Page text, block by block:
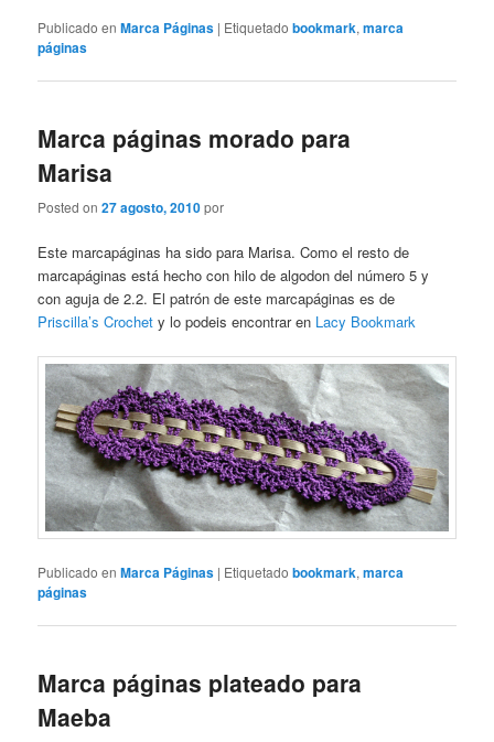
Publicado en Marca Páginas | Etiquetado bookmark,marca
páginas
Marca páginas morado para
Marisa
Posted on27 agosto, 2010por
Este marcapáginas ha sido para Marisa. Como el resto de
marcapáginas está hecho con hilo de algodon del número 5 y
con aguja de 2.2. El patrón de este marcapáginas es de
Priscilla’s Crochet y lo podeis encontrar en Lacy Bookmark
Publicado en Marca Páginas | Etiquetado bookmark,marca
páginas
Marca páginas plateado para
Maeba